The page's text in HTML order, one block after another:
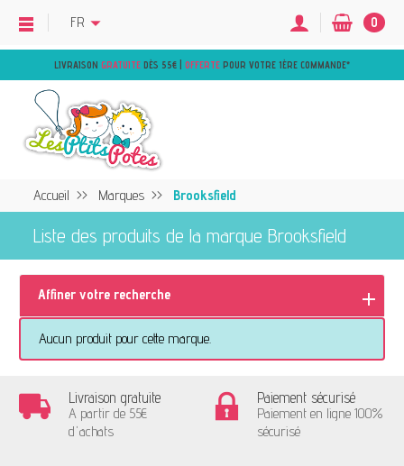
LIVRAISON GRATUITE DÈS 55€ | OFFERTE POUR VOTRE 1ÈRE COMMANDE*
FR 0
Accueil Marques Brooksfield
Liste des produits de la marque Brooksfield
Affiner votre recherche
Aucun produit pour cette marque.
Livraison gratuite
A partir de 55€
d'achats
Paiement sécurisé
Paiement en ligne 100%
sécurisé